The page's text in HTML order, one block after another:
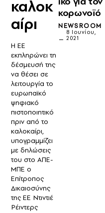
καλοκ
αίρι
Η ΕΕ
εκπληρώνει τη
δέσμευσή της
να θέσει σε
λειτουργία το
ευρωπαϊκό
ψηφιακό
πιστοποιητικό
πριν από το
καλοκαίρι,
υπογραμμίζει
με δηλώσεις
του στο ΑΠΕ-
ΜΠΕ ο
Επίτροπος
Δικαιοσύνης
της ΕΕ Ντιντιέ
Ρέιντερς
κορωνοϊό
NEWSROOM
8 Ιουνίου,
2021